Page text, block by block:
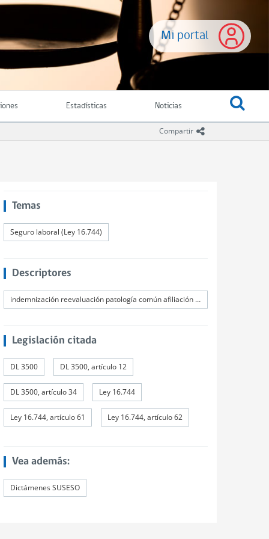
Mi portal
Estadísticas Noticias
Compartir icono compartir
Temas
Seguro laboral (Ley 16.744)
Descriptores
indemnización reevaluación patología común afiliación AFP
Legislación citada
DL 3500 DL 3500, artículo 12
DL 3500, artículo 34 Ley 16.744
Ley 16.744, artículo 61 Ley 16.744, artículo 62
Vea además:
Dictámenes SUSESO